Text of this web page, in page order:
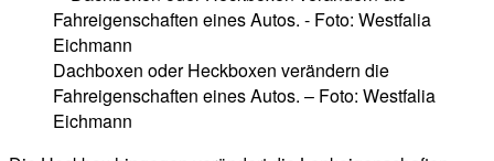
Dachboxen oder Heckboxen verändern die
Fahreigenschaften eines Autos. – Foto: Westfalia
Eichmann